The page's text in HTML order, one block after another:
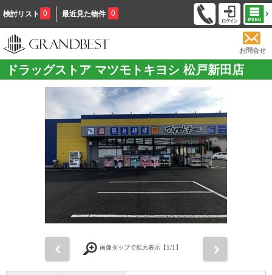
検討リスト 0 最近見た物件 0
お問合せ
ドラッグストア マツモトキヨシ 松戸新田店
画像タップで拡大表示【1/1】